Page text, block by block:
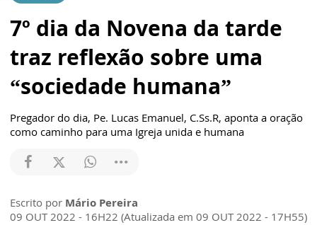
7º dia da Novena da tarde
traz reflexão sobre uma
“sociedade humana”
Pregador do dia, Pe. Lucas Emanuel, C.Ss.R, aponta a oração
como caminho para uma Igreja unida e humana
Escrito por Mário Pereira
09 OUT 2022 - 16H22 (Atualizada em 09 OUT 2022 - 17H55)